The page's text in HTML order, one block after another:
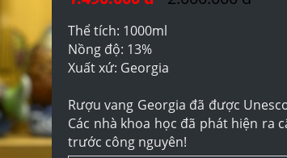
Thể tích: 1000ml
Nồng độ: 13%
Xuất xứ: Georgia
Rượu vang Georgia đã được
Các nhà khoa học đã phát hiện ra
trước công nguyên!